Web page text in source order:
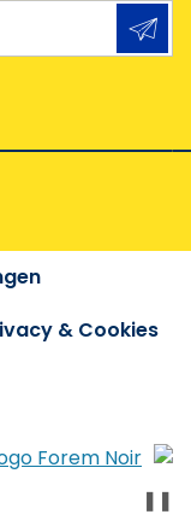
& Cookies
❚❚